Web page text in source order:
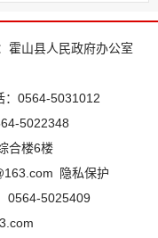
霍山县人民政府办公室
：0564-5031012
5022348
合楼6楼
隐私保护
0564-5025409